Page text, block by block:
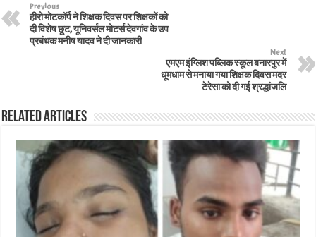
Previous
हीरो मोटकॉर्प ने शिक्षक दिवस पर शिक्षकों को
दी विशेष छूट, यूनिवर्सल मोटर्स देवगांव के उप
प्रबंधक मनीष यादव ने दी जानकारी
Next
एमएम इंग्लिश पब्लिक स्कूल बनारपुर में
धूमधाम से मनाया गया शिक्षक दिवस मदर
टेरेसा को दी गई श्रद्धांजलि
Related Articles